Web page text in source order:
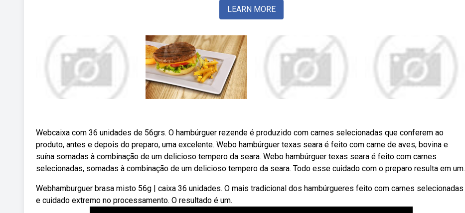
LEARN MORE
Webcaixa com 36 unidades de 56grs. O hambúrguer rezende é produzido com carnes selecionadas que conferem ao
produto, antes e depois do preparo, uma excelente. Webo hambúrguer texas seara é feito com carne de aves, bovina e
suína somadas à combinação de um delicioso tempero da seara. Webo hambúrguer texas seara é feito com carnes
selecionadas, somadas à combinação de um delicioso tempero da seara. Todo esse cuidado com o preparo resulta em um.
Webhamburguer brasa misto 56g | caixa 36 unidades. O mais tradicional dos hambúrgueres feito com carnes selecionadas
e cuidado extremo no processamento. O resultado é um.